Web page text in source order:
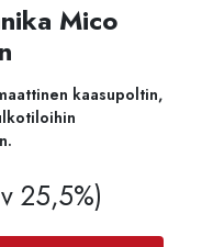
Mico
kaasupoltin,
25,5%)